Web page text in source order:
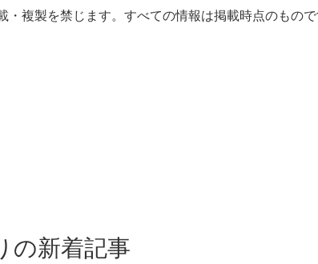
複製を禁じます。すべての情報は掲載時点のもの
の新着記事